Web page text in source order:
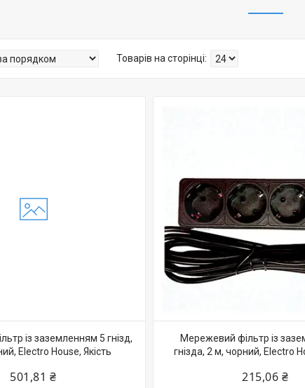
із заземленням 5 гнізд,
Electro House, Якість
501,81 ₴
Мережевий фільтр із
гнізда, 2 м, чорний, Electro
215,06 ₴